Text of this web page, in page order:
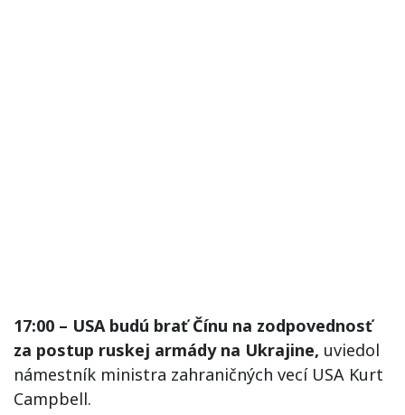
17:00 – USA budú brať Čínu na zodpovednosť
za postup ruskej armády na Ukrajine, uviedol
námestník ministra zahraničných vecí USA Kurt
Campbell.